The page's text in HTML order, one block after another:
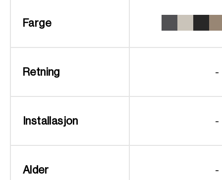
Farge
Retning -
Installasjon -
Alder -